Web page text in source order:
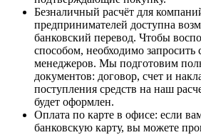
Безналичный расчёт для
предпринимателей доступна
банковский перевод. Чтобы
способом, необходимо запросить
менеджеров. Мы подготовим
документов: договор, счет и
поступления средств на наш
будет оформлен.
Оплата по карте в офисе: если
банковскую карту, вы можете